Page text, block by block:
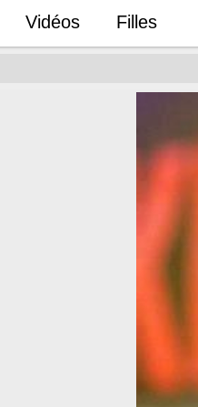
Vidéos Filles